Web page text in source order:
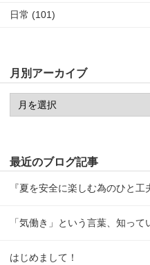
日常 (101)
月別アーカイブ
最近のブログ記事
『夏を安全に楽しむ為のひと工
「気働き」という言葉、知って
はじめまして！